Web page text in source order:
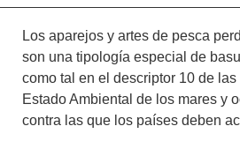
Los aparejos y artes de pesca
son una tipología especial de
como tal en el descriptor 10 de las
Estado Ambiental de los mares y
contra las que los países deben